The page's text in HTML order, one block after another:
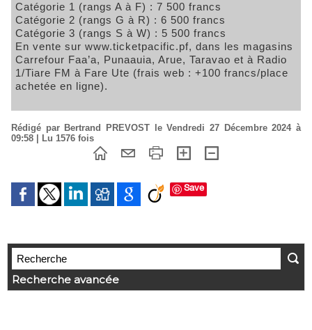
Catégorie 1 (rangs A à F) : 7 500 francs
Catégorie 2 (rangs G à R) : 6 500 francs
Catégorie 3 (rangs S à W) : 5 500 francs
En vente sur www.ticketpacific.pf, dans les magasins
Carrefour Faa’a, Punaauia, Arue, Taravao et à Radio
1/Tiare FM à Fare Ute (frais web : +100 francs/place
achetée en ligne).
Rédigé par Bertrand PREVOST le Vendredi 27 Décembre 2024 à
09:58 | Lu 1576 fois
Save
Recherche avancée